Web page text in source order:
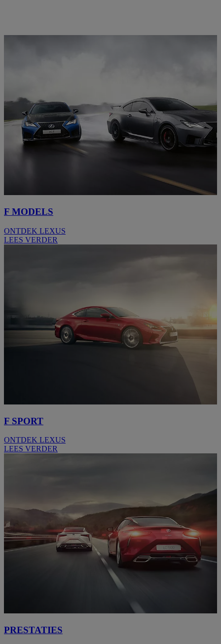
F MODELS
ONTDEK LEXUS
LEES VERDER
F SPORT
ONTDEK LEXUS
LEES VERDER
PRESTATIES